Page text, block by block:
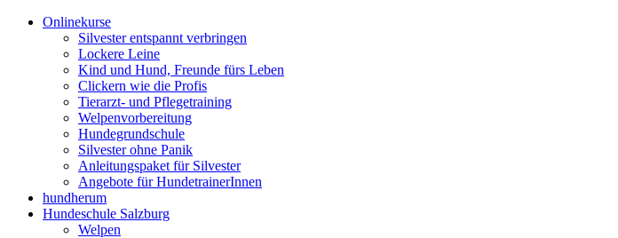
Onlinekurse
Silvester entspannt verbringen
Lockere Leine
Kind und Hund, Freunde fürs Leben
Clickern wie die Profis
Tierarzt- und Pflegetraining
Welpenvorbereitung
Hundegrundschule
Silvester ohne Panik
Anleitungspaket für Silvester
Angebote für HundetrainerInnen
hundherum
Hundeschule Salzburg
Welpen